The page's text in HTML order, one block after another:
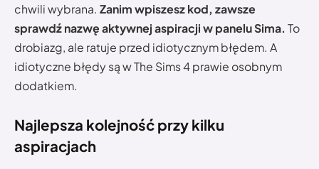
chwili wybrana. Zanim wpiszesz kod, zawsze
sprawdź nazwę aktywnej aspiracji w panelu Sima. To
drobiazg, ale ratuje przed idiotycznym błędem. A
idiotyczne błędy są w The Sims 4 prawie osobnym
dodatkiem.
Najlepsza kolejność przy kilku
aspiracjach